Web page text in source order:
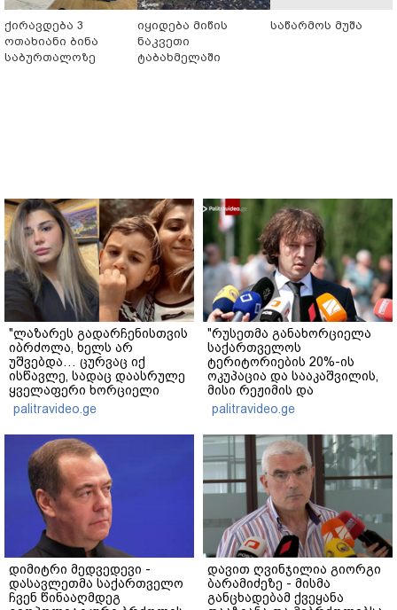
ქირავდება 3
ოთახიანი ბინა
საბურთალოზე
იყიდება მიწის
ნაკვეთი
ტაბახმელაში
საწარმოს მუშა
"ლაზარეს გადარჩენისთვის
იბრძოლა, ხელს არ
უშვებდა… ცურვაც იქ
ისწავლე, სადაც დაასრულე
ყველაფერი ხორციელი
ცხოვრებიდან" – რას წერს
ხობში დაღუპული დედა-
შვილის ახლობელი?
palitravideo.ge
"რუსეთმა განახორციელა
საქართველოს
ტერიტორიების 20%-ის
ოკუპაცია და სააკაშვილის,
მისი რეჟიმის და
"ნაცმოძრაობის" ღალატი
ვერანაირად ვერ
გადაფარავს ამ
დანაშაულს" - ირაკლი
კობახიძე
palitravideo.ge
დიმიტრი მედვედევი -
დასავლეთმა საქართველო
ჩვენ წინააღმდეგ
დავით ღვინჯილია გიორგი
ბარამიძეზე - მისმა
განცხადებამ ქვეყანა